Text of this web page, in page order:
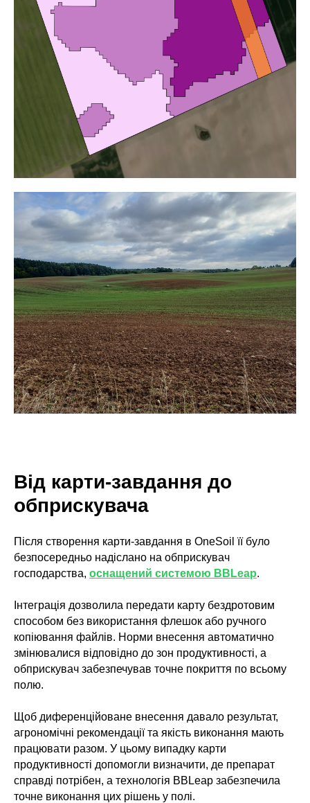
Від карти-завдання до
обприскувача
Після створення карти-завдання в OneSoil її було
безпосередньо надіслано на обприскувач
господарства, оснащений системою BBLeap.
Інтеграція дозволила передати карту бездротовим
способом без використання флешок або ручного
копіювання файлів. Норми внесення автоматично
змінювалися відповідно до зон продуктивності, а
обприскувач забезпечував точне покриття по всьому
полю.
Щоб диференційоване внесення давало результат,
агрономічні рекомендації та якість виконання мають
працювати разом. У цьому випадку карти
продуктивності допомогли визначити, де препарат
справді потрібен, а технологія BBLeap забезпечила
точне виконання цих рішень у полі.